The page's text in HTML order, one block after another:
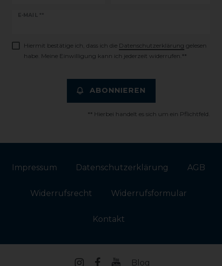
E-MAIL **
Newsletter
Hiermit bestätige ich, dass ich die Daten­schutz­erklärung gelesen
habe. Meine Einwilligung kann ich jederzeit widerrufen.**
ABONNIEREN
** Hierbei handelt es sich um ein Pflichtfeld.
Impressum Daten­schutz­erklärung AGB
Widerrufs­recht Widerrufs­formular
Kontakt
Blog